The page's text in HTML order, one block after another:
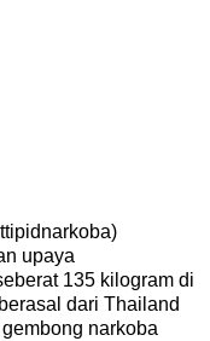
upaya
135 kilogram di
dari Thailand
narkoba